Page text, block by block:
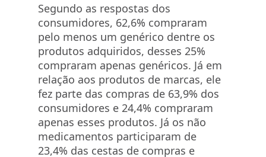
Segundo as respostas dos
consumidores, 62,6% compraram
pelo menos um genérico dentre os
produtos adquiridos, desses 25%
compraram apenas genéricos. Já em
relação aos produtos de marcas, ele
fez parte das compras de 63,9% dos
consumidores e 24,4% compraram
apenas esses produtos. Já os não
medicamentos participaram de
23,4% das cestas de compras e